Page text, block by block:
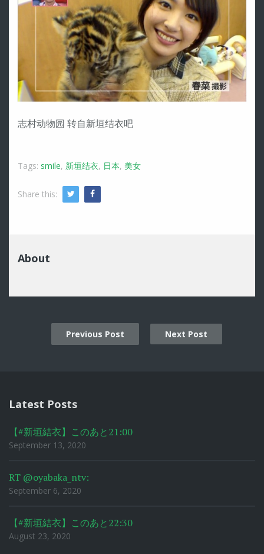
志村动物园 转自新垣结衣吧
Tags: smile, 新垣结衣, 日本, 美女
Share this: Twitter
About
Previous Post Next Post
Latest Posts
【#新垣結衣】このあと21:00
September 13, 2020
RT @oyabaka_ntv:
September 6, 2020
【#新垣結衣】このあと22:30
August 23, 2020